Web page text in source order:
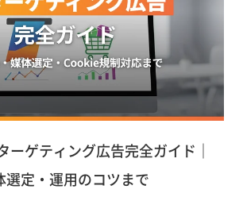
ーゲティング広告完全ガイド｜
選定・運用のコツまで